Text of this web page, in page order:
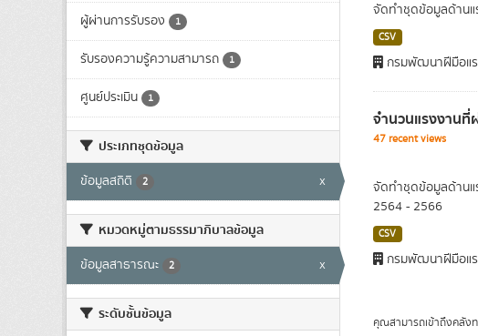
ผู้ผ่านการรับรอง 1
รับรองความรู้ความสามารถ 1
ศูนย์ประเมิน 1
ประเภทชุดข้อมูล
ข้อมูลสถิติ 2 x
หมวดหมู่ตามธรรมาภิบาลข้อมูล
ข้อมูลสาธารณะ 2 x
ระดับชั้นข้อมูล
จัดทำชุดข้อมูลด้านแ
CSV
กรมพัฒนาฝีมือแ
จำนวนแรงงานที่
47 recent views
จัดทำชุดข้อมูลด้านแ
2564 - 2566
CSV
กรมพัฒนาฝีมือแ
คุณสามารถเข้าถึงคลัง